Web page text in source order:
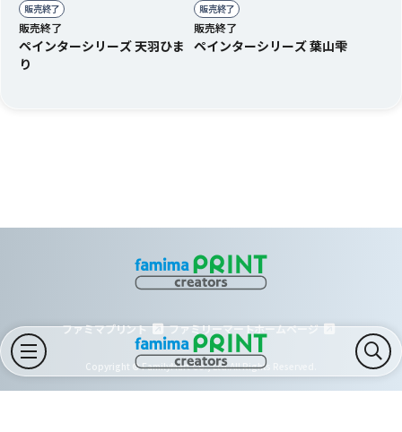
販売終了
販売終了
ペインターシリーズ 天羽ひま
り
販売終了
販売終了
ペインターシリーズ 葉山雫
ファミマプリント ファミリーマートホームページ
Copyright © FamilyMart Co., Ltd.All Rights Reserved.